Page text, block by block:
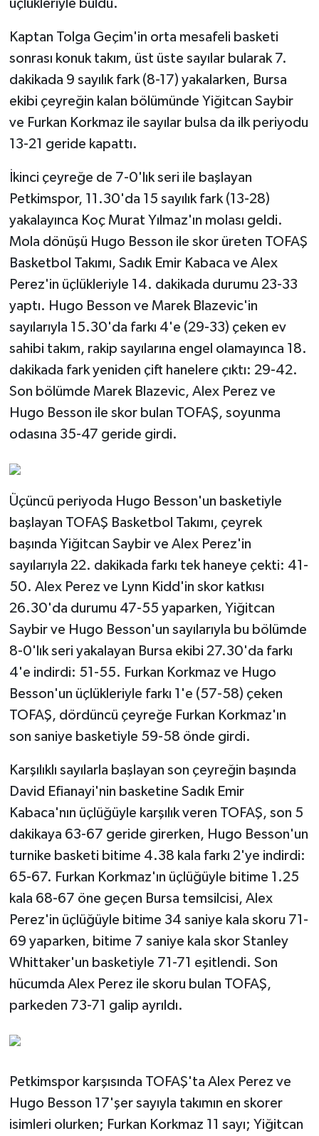
üçlükleriyle buldu.
Kaptan Tolga Geçim'in orta mesafeli basketi
sonrası konuk takım, üst üste sayılar bularak 7.
dakikada 9 sayılık fark (8-17) yakalarken, Bursa
ekibi çeyreğin kalan bölümünde Yiğitcan Saybir
ve Furkan Korkmaz ile sayılar bulsa da ilk periyodu
13-21 geride kapattı.
İkinci çeyreğe de 7-0'lık seri ile başlayan
Petkimspor, 11.30'da 15 sayılık fark (13-28)
yakalayınca Koç Murat Yılmaz'ın molası geldi.
Mola dönüşü Hugo Besson ile skor üreten TOFAŞ
Basketbol Takımı, Sadık Emir Kabaca ve Alex
Perez'in üçlükleriyle 14. dakikada durumu 23-33
yaptı. Hugo Besson ve Marek Blazevic'in
sayılarıyla 15.30'da farkı 4'e (29-33) çeken ev
sahibi takım, rakip sayılarına engel olamayınca 18.
dakikada fark yeniden çift hanelere çıktı: 29-42.
Son bölümde Marek Blazevic, Alex Perez ve
Hugo Besson ile skor bulan TOFAŞ, soyunma
odasına 35-47 geride girdi.
Üçüncü periyoda Hugo Besson'un basketiyle
başlayan TOFAŞ Basketbol Takımı, çeyrek
başında Yiğitcan Saybir ve Alex Perez'in
sayılarıyla 22. dakikada farkı tek haneye çekti: 41-
50. Alex Perez ve Lynn Kidd'in skor katkısı
26.30'da durumu 47-55 yaparken, Yiğitcan
Saybir ve Hugo Besson'un sayılarıyla bu bölümde
8-0'lık seri yakalayan Bursa ekibi 27.30'da farkı
4'e indirdi: 51-55. Furkan Korkmaz ve Hugo
Besson'un üçlükleriyle farkı 1'e (57-58) çeken
TOFAŞ, dördüncü çeyreğe Furkan Korkmaz'ın
son saniye basketiyle 59-58 önde girdi.
Karşılıklı sayılarla başlayan son çeyreğin başında
David Efianayi'nin basketine Sadık Emir
Kabaca'nın üçlüğüyle karşılık veren TOFAŞ, son 5
dakikaya 63-67 geride girerken, Hugo Besson'un
turnike basketi bitime 4.38 kala farkı 2'ye indirdi:
65-67. Furkan Korkmaz'ın üçlüğüyle bitime 1.25
kala 68-67 öne geçen Bursa temsilcisi, Alex
Perez'in üçlüğüyle bitime 34 saniye kala skoru 71-
69 yaparken, bitime 7 saniye kala skor Stanley
Whittaker'un basketiyle 71-71 eşitlendi. Son
hücumda Alex Perez ile skoru bulan TOFAŞ,
parkeden 73-71 galip ayrıldı.
Petkimspor karşısında TOFAŞ'ta Alex Perez ve
Hugo Besson 17'şer sayıyla takımın en skorer
isimleri olurken; Furkan Korkmaz 11 sayı; Yiğitcan